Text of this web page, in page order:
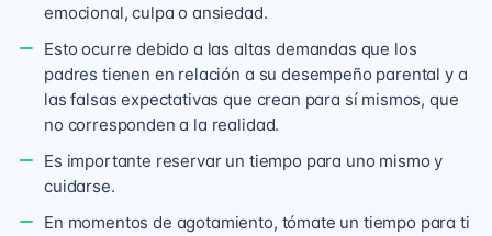
emocional, culpa o ansiedad.
Esto ocurre debido a las altas demandas que los
padres tienen en relación a su desempeño parental y a
las falsas expectativas que crean para sí mismos, que
no corresponden a la realidad.
Es importante reservar un tiempo para uno mismo y
cuidarse.
En momentos de agotamiento, tómate un tiempo para ti